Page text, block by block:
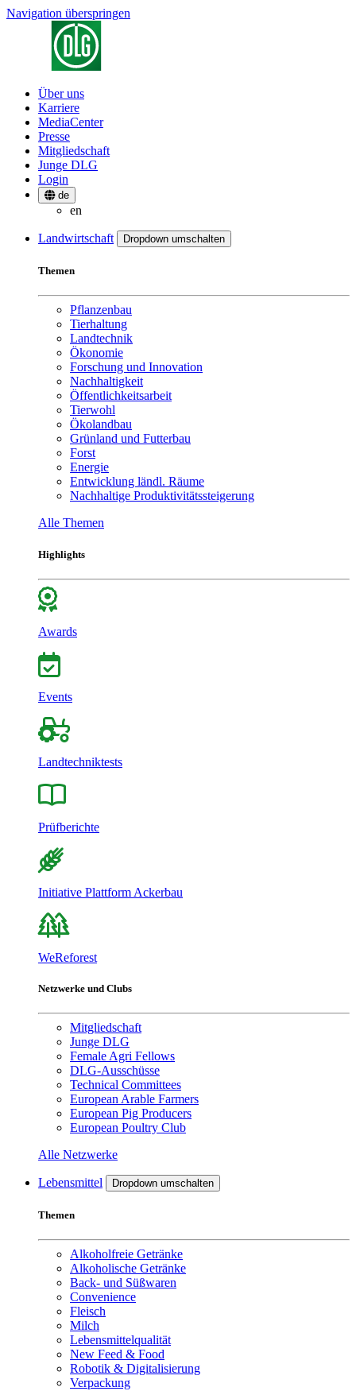
Navigation überspringen
Über uns
Karriere
MediaCenter
Presse
Mitgliedschaft
Junge DLG
Login
de
en
Landwirtschaft Dropdown umschalten
Themen
Pflanzenbau
Tierhaltung
Landtechnik
Ökonomie
Forschung und Innovation
Nachhaltigkeit
Öffentlichkeitsarbeit
Tierwohl
Ökolandbau
Grünland und Futterbau
Forst
Energie
Entwicklung ländl. Räume
Nachhaltige Produktivitätssteigerung
Alle Themen
Highlights
Awards
Events
Landtechniktests
Prüfberichte
Initiative Plattform Ackerbau
WeReforest
Netzwerke und Clubs
Mitgliedschaft
Junge DLG
Female Agri Fellows
DLG-Ausschüsse
Technical Committees
European Arable Farmers
European Pig Producers
European Poultry Club
Alle Netzwerke
Lebensmittel Dropdown umschalten
Themen
Alkoholfreie Getränke
Alkoholische Getränke
Back- und Süßwaren
Convenience
Fleisch
Milch
Lebensmittelqualität
New Feed & Food
Robotik & Digitalisierung
Verpackung